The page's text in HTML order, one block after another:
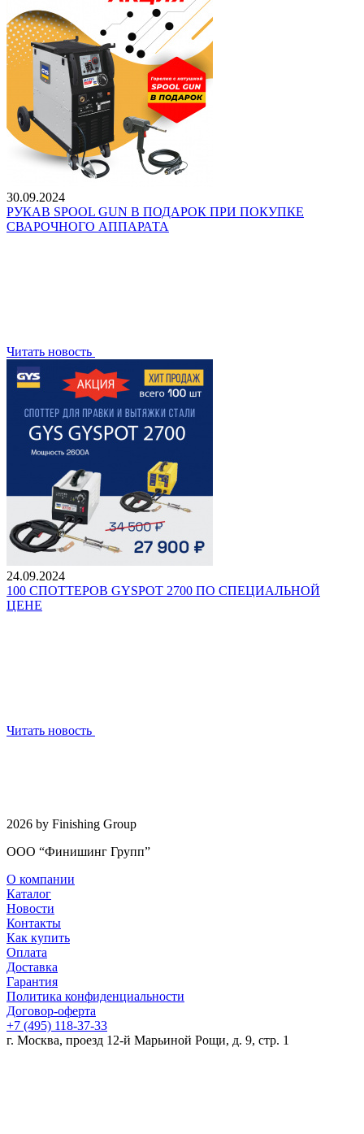
30.09.2024
РУКАВ SPOOL GUN В ПОДАРОК ПРИ ПОКУПКЕ
CВАРОЧНОГО АППАРАТА
Читать новость
24.09.2024
100 СПОТТЕРОВ GYSPOT 2700 ПО СПЕЦИАЛЬНОЙ
ЦЕНЕ
Читать новость
2026 by Finishing Group
ООО “Финишинг Групп”
О компании
Каталог
Новости
Контакты
Как купить
Оплата
Доставка
Гарантия
Политика конфиденциальности
Договор-оферта
+7 (495) 118-37-33
г. Москва, проезд 12-й Марьиной Рощи, д. 9, стр. 1